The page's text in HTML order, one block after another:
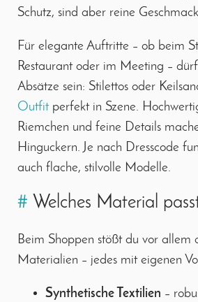
Schutz, sind aber reine
Für elegante Auftritte – ob beim
Restaurant oder im Meeting –
Absätze sein: Stilettos oder
Outfitperfekt in Szene.
Riemchen und feine Details
Hinguckern. Je nach Dresscode
auch flache, stilvolle Modelle.
# Welches Material
Beim Shoppen stößt du vor allem
Materialien – jedes mit eigenen
Synthetische Textilien –